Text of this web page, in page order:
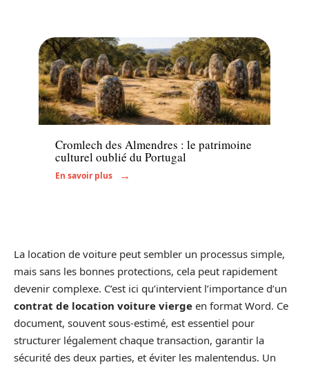
Actu
Cromlech des Almendres : le patrimoine
culturel oublié du Portugal
En savoir plus
La location de voiture peut sembler un processus simple,
mais sans les bonnes protections, cela peut rapidement
devenir complexe. C’est ici qu’intervient l’importance d’un
contrat de location voiture vierge en format Word. Ce
document, souvent sous-estimé, est essentiel pour
structurer légalement chaque transaction, garantir la
sécurité des deux parties, et éviter les malentendus. Un